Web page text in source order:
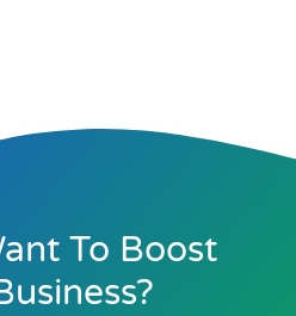
To Boost